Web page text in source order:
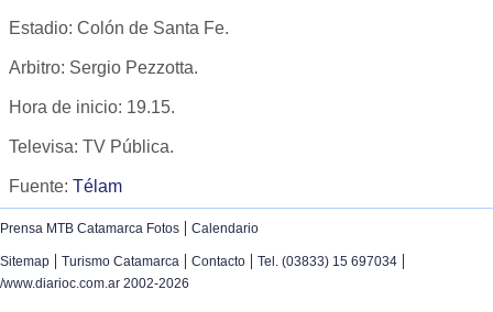
Estadio: Colón de Santa Fe.
Arbitro: Sergio Pezzotta.
Hora de inicio: 19.15.
Televisa: TV Pública.
Fuente: Télam
Prensa MTB Catamarca Fotos | Calendario
Sitemap | Turismo Catamarca | Contacto | Tel. (03833) 15 697034 |
/www.diarioc.com.ar 2002-2026